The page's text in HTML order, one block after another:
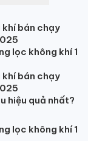
thấp/yên tĩnh)
khí bán chạy
lọc không khí 1
khí bán chạy
hiệu quả nhất?
lọc không khí 1